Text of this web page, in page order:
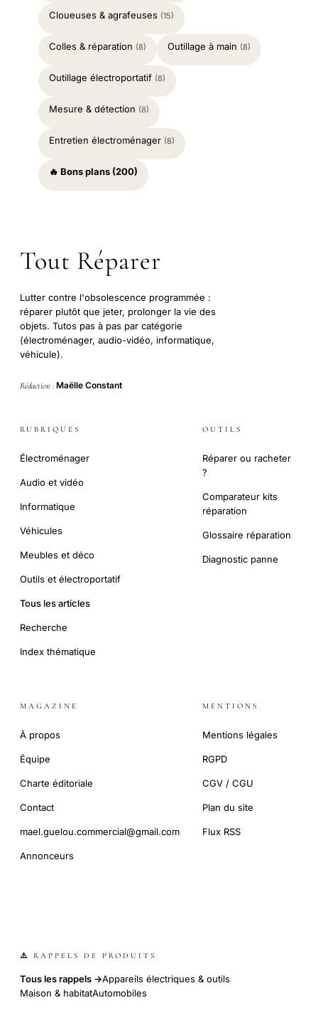
Cloueuses & agrafeuses (15)
Colles & réparation (8) Outillage à main (8)
Outillage électroportatif (8)
Mesure & détection (8)
Entretien électroménager (8)
🔥 Bons plans (200)
Tout Réparer
Lutter contre l'obsolescence programmée :
réparer plutôt que jeter, prolonger la vie des
objets. Tutos pas à pas par catégorie
(électroménager, audio-vidéo, informatique,
véhicule).
Rédaction : Maëlle Constant
RUBRIQUES
Électroménager
Audio et vidéo
Informatique
Véhicules
Meubles et déco
Outils et électroportatif
Tous les articles
Recherche
Index thématique
OUTILS
Réparer ou racheter
?
Comparateur kits
réparation
Glossaire réparation
Diagnostic panne
MAGAZINE
À propos
Équipe
Charte éditoriale
Contact
mael.guelou.commercial@gmail.com
Annonceurs
MENTIONS
Mentions légales
RGPD
CGV / CGU
Plan du site
Flux RSS
⚠️ RAPPELS DE PRODUITS
Tous les rappels →Appareils électriques & outils
Maison & habitatAutomobiles